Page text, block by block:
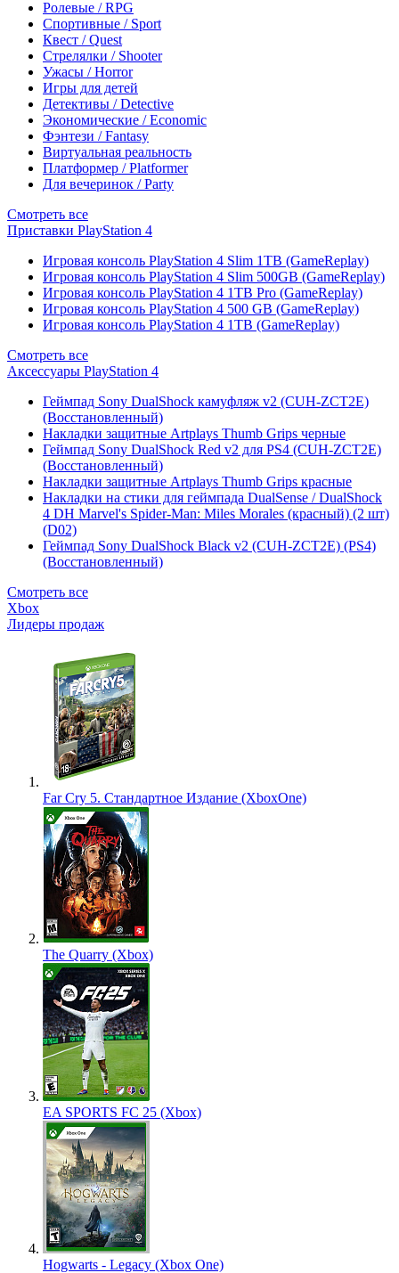
Ролевые / RPG
Спортивные / Sport
Квест / Quest
Стрелялки / Shooter
Ужасы / Horror
Игры для детей
Детективы / Detective
Экономические / Economic
Фэнтези / Fantasy
Виртуальная реальность
Платформер / Platformer
Для вечеринок / Party
Смотреть все
Приставки PlayStation 4
Игровая консоль PlayStation 4 Slim 1TB (GameReplay)
Игровая консоль PlayStation 4 Slim 500GB (GameReplay)
Игровая консоль PlayStation 4 1TB Pro (GameReplay)
Игровая консоль PlayStation 4 500 GB (GameReplay)
Игровая консоль PlayStation 4 1TB (GameReplay)
Смотреть все
Аксессуары PlayStation 4
Геймпад Sony DualShock камуфляж v2 (CUH-ZCT2E)
(Восстановленный)
Накладки защитные Artplays Thumb Grips черные
Геймпад Sony DualShock Red v2 для PS4 (CUH-ZCT2E)
(Восстановленный)
Накладки защитные Artplays Thumb Grips красные
Накладки на стики для геймпада DualSense / DualShock
4 DH Marvel's Spider-Man: Miles Morales (красный) (2 шт)
(D02)
Геймпад Sony DualShock Black v2 (CUH-ZCT2E) (PS4)
(Восстановленный)
Смотреть все
Xbox
Лидеры продаж
Far Cry 5. Стандартное Издание (XboxOne)
The Quarry (Xbox)
EA SPORTS FC 25 (Xbox)
Hogwarts - Legacy (Xbox One)